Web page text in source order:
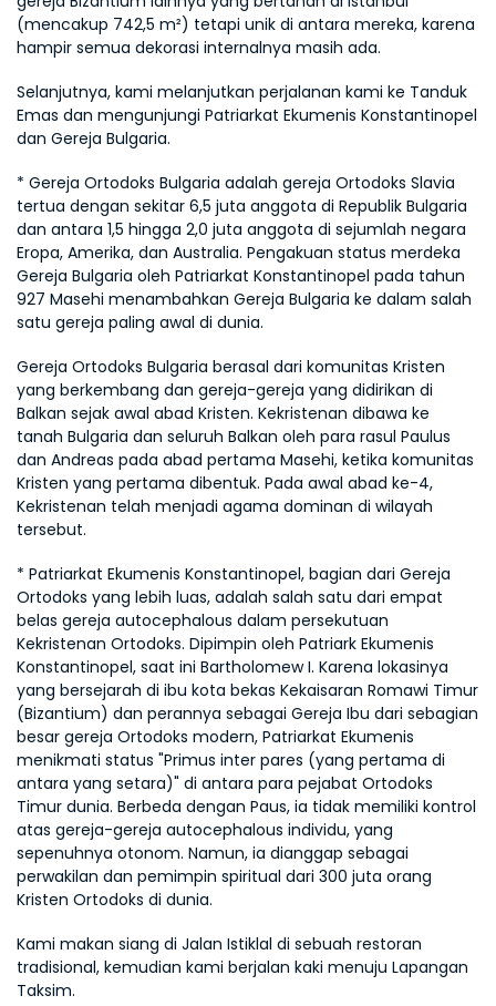
(mencakup 742,5 m²) tetapi unik di antara mereka, karena
hampir semua dekorasi internalnya masih ada.
Selanjutnya, kami melanjutkan perjalanan kami ke Tanduk
Emas dan mengunjungi Patriarkat Ekumenis Konstantinopel
dan Gereja Bulgaria.
* Gereja Ortodoks Bulgaria adalah gereja Ortodoks Slavia
tertua dengan sekitar 6,5 juta anggota di Republik Bulgaria
dan antara 1,5 hingga 2,0 juta anggota di sejumlah negara
Eropa, Amerika, dan Australia. Pengakuan status merdeka
Gereja Bulgaria oleh Patriarkat Konstantinopel pada tahun
927 Masehi menambahkan Gereja Bulgaria ke dalam salah
satu gereja paling awal di dunia.
Gereja Ortodoks Bulgaria berasal dari komunitas Kristen
yang berkembang dan gereja-gereja yang didirikan di
Balkan sejak awal abad Kristen. Kekristenan dibawa ke
tanah Bulgaria dan seluruh Balkan oleh para rasul Paulus
dan Andreas pada abad pertama Masehi, ketika komunitas
Kristen yang pertama dibentuk. Pada awal abad ke-4,
Kekristenan telah menjadi agama dominan di wilayah
tersebut.
* Patriarkat Ekumenis Konstantinopel, bagian dari Gereja
Ortodoks yang lebih luas, adalah salah satu dari empat
belas gereja autocephalous dalam persekutuan
Kekristenan Ortodoks. Dipimpin oleh Patriark Ekumenis
Konstantinopel, saat ini Bartholomew I. Karena lokasinya
yang bersejarah di ibu kota bekas Kekaisaran Romawi Timur
(Bizantium) dan perannya sebagai Gereja Ibu dari sebagian
besar gereja Ortodoks modern, Patriarkat Ekumenis
menikmati status "Primus inter pares (yang pertama di
antara yang setara)" di antara para pejabat Ortodoks
Timur dunia. Berbeda dengan Paus, ia tidak memiliki kontrol
atas gereja-gereja autocephalous individu, yang
sepenuhnya otonom. Namun, ia dianggap sebagai
perwakilan dan pemimpin spiritual dari 300 juta orang
Kristen Ortodoks di dunia.
Kami makan siang di Jalan Istiklal di sebuah restoran
tradisional, kemudian kami berjalan kaki menuju Lapangan
Taksim.